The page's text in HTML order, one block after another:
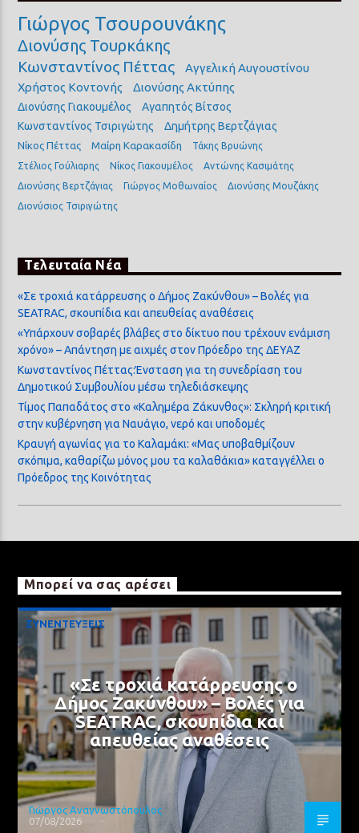
Γιώργος Τσουρουνάκης
Διονύσης Τουρκάκης
Κωνσταντίνος Πέττας
Αγγελική Αυγουστίνου
Χρήστος Κοντονής
Διονύσης Ακτύπης
Διονύσης Γιακουμέλος
Αγαπητός Βίτσος
Κωνσταντίνος Τσιριγώτης
Δημήτρης Βερτζάγιας
Νίκος Πέττας Μαίρη Καρακασίδη
Τάκης Βρυώνης
Στέλιος Γούλιαρης
Νίκος Γιακουμέλος
Αντώνης Κασιμάτης
Διονύσης Βερτζάγιας
Γιώργος Μοθωναίος
Διονύσης Μουζάκης
Διονύσιος Τσιριγώτης
Τελευταία Νέα
«Σε τροχιά κατάρρευσης ο Δήμος Ζακύνθου» – Βολές για
SEATRAC, σκουπίδια και απευθείας αναθέσεις
«Υπάρχουν σοβαρές βλάβες στο δίκτυο που τρέχουν ενάμιση
χρόνο» – Απάντηση με αιχμές στον Πρόεδρο της ΔΕΥΑΖ
Κωνσταντίνος Πέττας:Ένσταση για τη συνεδρίαση του
Δημοτικού Συμβουλίου μέσω τηλεδιάσκεψης
Τίμος Παπαδάτος στο «Καλημέρα Ζάκυνθος»: Σκληρή κριτική
στην κυβέρνηση για Ναυάγιο, νερό και υποδομές
Κραυγή αγωνίας για το Καλαμάκι: «Μας υποβαθμίζουν
σκόπιμα, καθαρίζω μόνος μου τα καλαθάκια» καταγγέλλει ο
Πρόεδρος της Κοινότητας
Μπορεί να σας αρέσει
ΣΥΝΕΝΤΕΥΞΕΙΣ
«Σε τροχιά κατάρρευσης ο
Δήμος Ζακύνθου» – Βολές για
SEATRAC, σκουπίδια και
απευθείας αναθέσεις
Γιώργος Αναγνωστόπουλος
07/08/2026